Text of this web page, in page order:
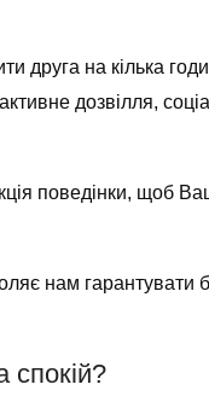
друга на кілька
дозвілля,
поведінки, щоб
нам гарантувати